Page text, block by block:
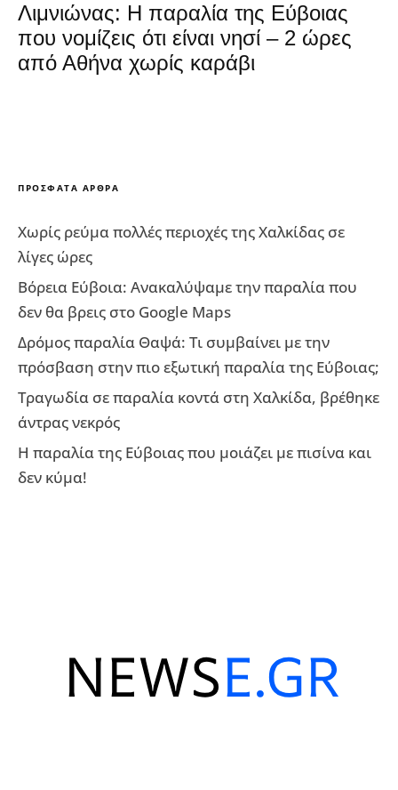
Λιμνιώνας: Η παραλία της Εύβοιας
που νομίζεις ότι είναι νησί – 2 ώρες
από Αθήνα χωρίς καράβι
ΠΡΌΣΦΑΤΑ ΆΡΘΡΑ
Χωρίς ρεύμα πολλές περιοχές της Χαλκίδας σε
λίγες ώρες
Βόρεια Εύβοια: Ανακαλύψαμε την παραλία που
δεν θα βρεις στο Google Maps
Δρόμος παραλία Θαψά: Τι συμβαίνει με την
πρόσβαση στην πιο εξωτική παραλία της Εύβοιας;
Τραγωδία σε παραλία κοντά στη Χαλκίδα, βρέθηκε
άντρας νεκρός
Η παραλία της Εύβοιας που μοιάζει με πισίνα και
δεν κύμα!